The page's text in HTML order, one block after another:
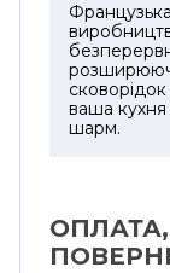
ваша
шарм.